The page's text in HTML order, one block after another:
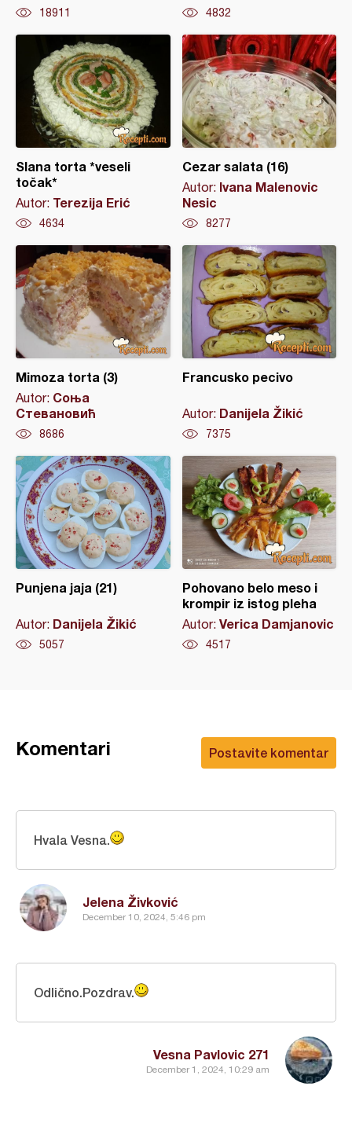
18911 4832
Slana torta *veseli
točak*
Autor: Terezija Erić
4634
Cezar salata (16)
Autor: Ivana Malenovic
Nesic
8277
Mimoza torta (3)
Autor: Соња
Стевановић
8686
Francusko pecivo
Autor: Danijela Žikić
7375
Punjena jaja (21)
Autor: Danijela Žikić
5057
Pohovano belo meso i
krompir iz istog pleha
Autor: Verica Damjanovic
4517
Postavite komentar
Komentari
Jelena Živković
December 10, 2024, 5:46 pm
Hvala Vesna.
Vesna Pavlovic 271
December 1, 2024, 10:29 am
Odlično.Pozdrav.